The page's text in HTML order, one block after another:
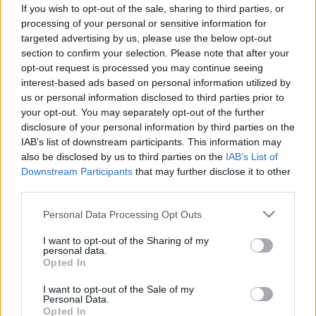
If you wish to opt-out of the sale, sharing to third parties, or
processing of your personal or sensitive information for
targeted advertising by us, please use the below opt-out
section to confirm your selection. Please note that after your
opt-out request is processed you may continue seeing
interest-based ads based on personal information utilized by
us or personal information disclosed to third parties prior to
your opt-out. You may separately opt-out of the further
disclosure of your personal information by third parties on the
IAB’s list of downstream participants. This information may
also be disclosed by us to third parties on the IAB’s List of
Downstream Participants that may further disclose it to other
Please note that this website/app uses one or more Google
not limited to your visit or usage behaviour. You may click to
grant or deny consent to Google and its third-party tags to
use your data for below specified purposes in below Google
consent section.
Personal Data Processing Opt Outs
I want to opt-out of the Sharing of my
personal data.
Opted In
I want to opt-out of the Sale of my
Personal Data.
Opted In